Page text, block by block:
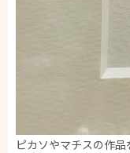
ピカソやマチスの作品